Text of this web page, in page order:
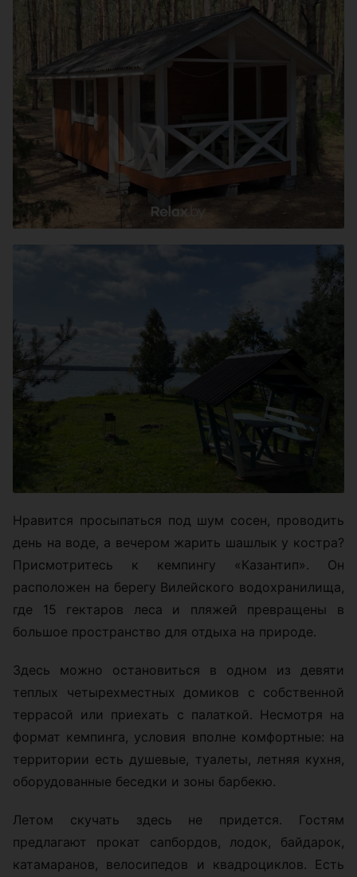
Нравится просыпаться под шум сосен, проводить
день на воде, а вечером жарить шашлык у костра?
Присмотритесь к кемпингу «Казантип». Он
расположен на берегу Вилейского водохранилища,
где 15 гектаров леса и пляжей превращены в
большое пространство для отдыха на природе.
Здесь можно остановиться в одном из девяти
теплых четырехместных домиков с собственной
террасой или приехать с палаткой. Несмотря на
формат кемпинга, условия вполне комфортные: на
территории есть душевые, туалеты, летняя кухня,
оборудованные беседки и зоны барбекю.
Летом скучать здесь не придется. Гостям
предлагают прокат сапбордов, лодок, байдарок,
катамаранов, велосипедов и квадроциклов. Есть